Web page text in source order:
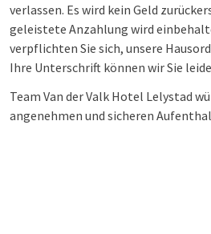
verlassen. Es wird kein Geld
geleistete Anzahlung wird
verpflichten Sie sich, unsere
Ihre Unterschrift können wir Sie
Team Van der Valk Hotel Lelystad
angenehmen und sicheren